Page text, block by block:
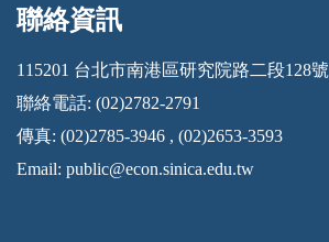
:::
聯絡資訊
115201 台北市南港區研究院路二段128號
聯絡電話: (02)2782-2791
傳真: (02)2785-3946 , (02)2653-3593
Email: public@econ.sinica.edu.tw